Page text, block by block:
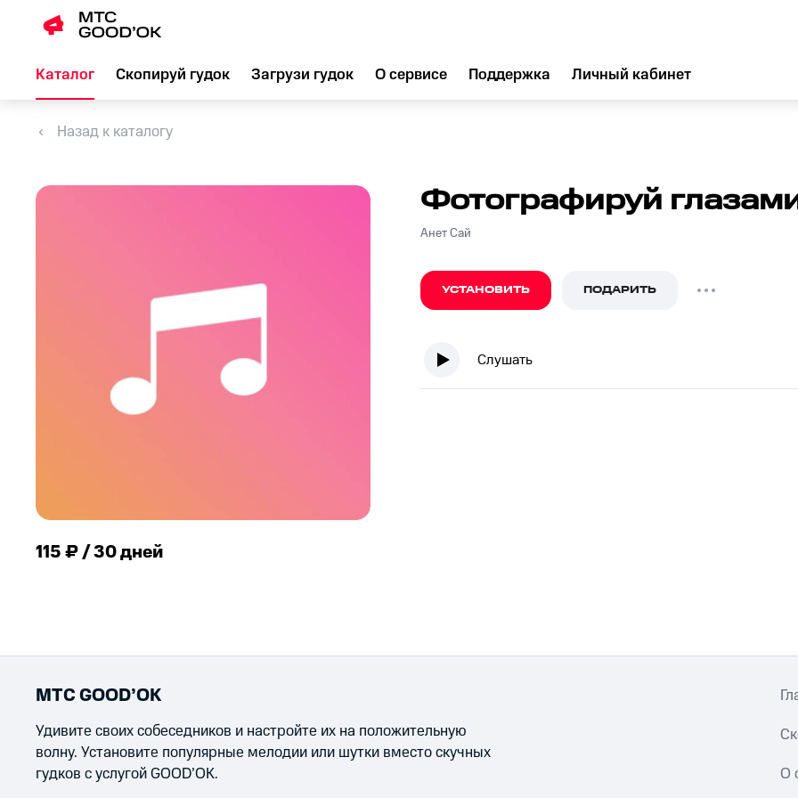
Каталог Скопируй гудок Загрузи гудок О сервисе Поддержка Личный кабинет
Назад к каталогу
115 ₽ / 30 дней
Фотографируй
Анет Сай
УСТАНОВИТЬ ПОДАРИТЬ
Слушать
МТС GOOD’OK
Удивите своих собеседников и настройте их на положительную
волну. Установите популярные мелодии или шутки вместо скучных
гудков с услугой GOOD’OK.
О